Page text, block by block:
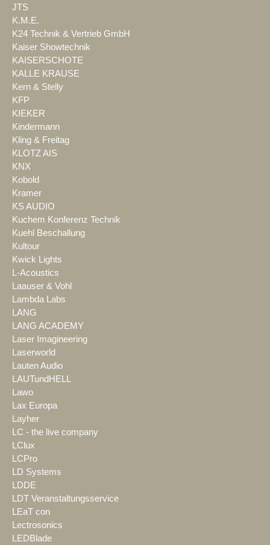
JTS
K.M.E.
K24 Technik & Vertrieb GmbH
Kaiser Showtechnik
KAISERSCHOTE
KALLE KRAUSE
Kern & Stelly
KFP
KIEKER
Kindermann
Kling & Freitag
KLOTZ AIS
KNX
Kobold
Kramer
KS AUDIO
Kuchem Konferenz Technik
Kuehl Beschallung
Kultour
Kwick Lights
L-Acoustics
Laauser & Vohl
Lambda Labs
LANG
LANG ACADEMY
Laser Imagineering
Laserworld
Lauten Audio
LAUTundHELL
Lawo
Lax Europa
Layher
LC - the live company
LClux
LCPro
LD Systems
LDDE
LDT Veranstaltungsservice
LEaT con
Lectrosonics
LEDBlade